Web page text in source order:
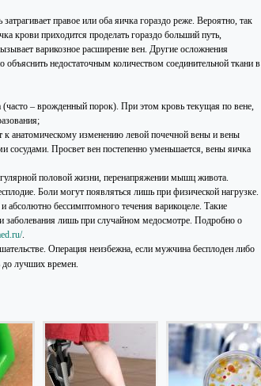
правое или оба яичка гораздо реже. Вероятно, так
крови приходится проделать гораздо больший путь,
варикозное расширение вен. Другие осложнения
недостаточным количеством соединительной ткани в
(часто – врожденный порок). При этом кровь текущая по вене,
анатомическому изменению левой почечной вены и вены
сосудами. Просвет вен постепенно уменьшается, вены яичка
половой жизни, перенапряжении мышц живота.
Боли могут появляться лишь при физической нагрузке.
бессимптомного течения варикоцеле. Такие
лишь при случайном медосмотре. Подробно о
.
Операция неизбежна, если мужчина бесплоден либо
до лучших времен.